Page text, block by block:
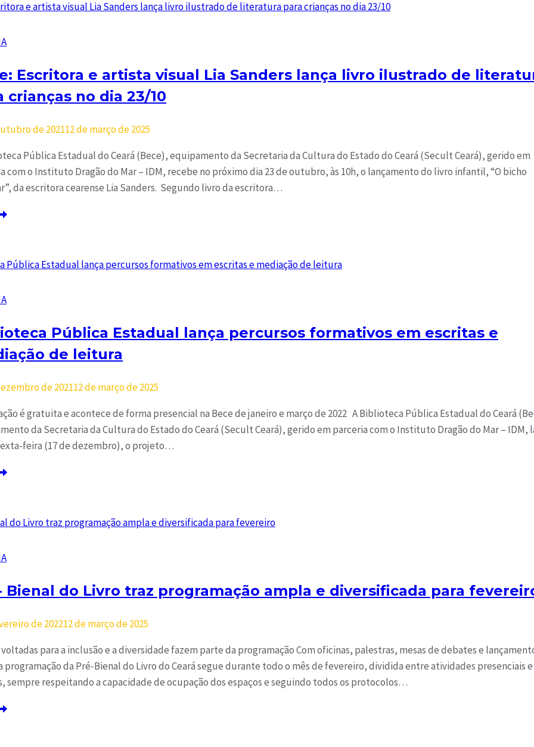
Escritora e artista visual Lia Sanders lança livro ilustrado de
crianças no dia 23/10
de 202112 de março de 2025
Pública Estadual do Ceará (Bece), equipamento da Secretaria da Cultura do Estado do Ceará (Secult Ceará), gerido em
com o Instituto Dragão do Mar – IDM, recebe no próximo dia 23 de outubro, às 10h, o lançamento do livro infantil, “O bicho
da escritora cearense Lia Sanders. Segundo livro da escritora…
Pública Estadual lança percursos formativos em escritas e
de leitura
de 202112 de março de 2025
é gratuita e acontece de forma presencial na Bece de janeiro e março de 2022 A Biblioteca Pública Estadual do Ceará
da Secretaria da Cultura do Estado do Ceará (Secult Ceará), gerido em parceria com o Instituto Dragão do Mar – IDM,
feira (17 de dezembro), o projeto…
Bienal do Livro traz programação ampla e diversificada para
de 202212 de março de 2025
para a inclusão e a diversidade fazem parte da programação Com oficinas, palestras, mesas de debates e
programação da Pré-Bienal do Livro do Ceará segue durante todo o mês de fevereiro, dividida entre atividades presenciais e
sempre respeitando a capacidade de ocupação dos espaços e seguindo todos os protocolos…